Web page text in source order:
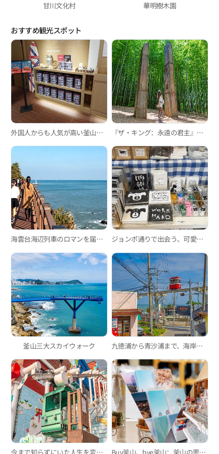
甘川文化村 華明樹木園
おすすめ観光スポット
外国人からも人気が高い釜山のスイーツカフェ3選 『ザ・キング：永遠の君主』釜山ロケ地
海雲台海辺列車のロマンを届ける釜山グリーンレールウェイ散策路 ジョンポ通りで出会う、可愛い雑貨ショップ巡り
釜山三大スカイウォーク 九徳浦から青沙浦まで、海岸デッキ道を歩きながら楽しむ一日
今まで知らずにいた人生を変えるスポット-釜山のモノレール編 Buy釜山、bye釜山：釜山の思い出が手に入る雑貨屋さん3店